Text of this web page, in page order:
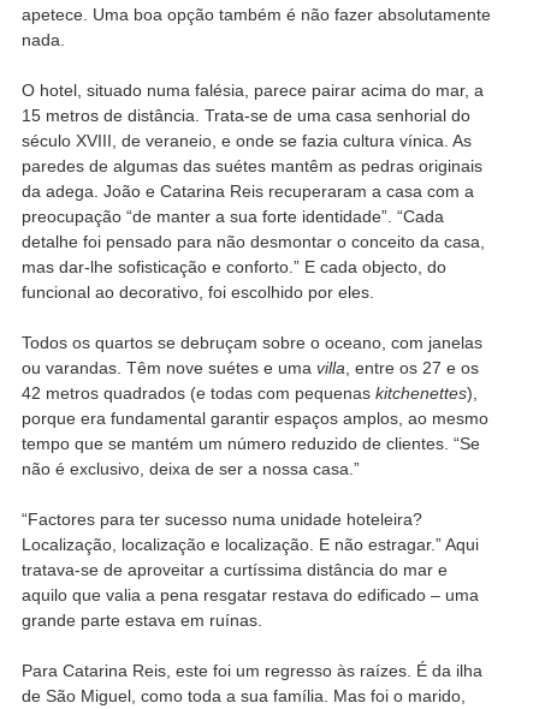
apetece. Uma boa opção também é não fazer absolutamente
nada.
O hotel, situado numa falésia, parece pairar acima do mar, a
15 metros de distância. Trata-se de uma casa senhorial do
século XVIII, de veraneio, e onde se fazia cultura vínica. As
paredes de algumas das suétes mantêm as pedras originais
da adega. João e Catarina Reis recuperaram a casa com a
preocupação “de manter a sua forte identidade”. “Cada
detalhe foi pensado para não desmontar o conceito da casa,
mas dar-lhe sofisticação e conforto.” E cada objecto, do
funcional ao decorativo, foi escolhido por eles.
Todos os quartos se debruçam sobre o oceano, com janelas
ou varandas. Têm nove suétes e uma villa , entre os 27 e os
42 metros quadrados (e todas com pequenas kitchenettes),
porque era fundamental garantir espaços amplos, ao mesmo
tempo que se mantém um número reduzido de clientes. “Se
não é exclusivo, deixa de ser a nossa casa.”
“Factores para ter sucesso numa unidade hoteleira?
Localização, localização e localização. E não estragar.” Aqui
tratava-se de aproveitar a curtíssima distância do mar e
aquilo que valia a pena resgatar restava do edificado – uma
grande parte estava em ruínas.
Para Catarina Reis, este foi um regresso às raízes. É da ilha
de São Miguel, como toda a sua família. Mas foi o marido,